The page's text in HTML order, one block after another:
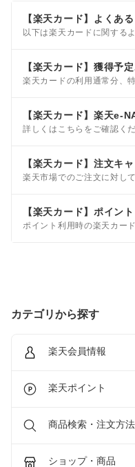
【楽天カード】よくあ
【楽天カード】獲得予
【楽天カード】楽天e-
詳しくはこちらをご確認くだ
【楽天カード】注文キ
カテゴリから探す
楽天会員情報
楽天ポイント
商品検索・注文方法
ショップ・商品